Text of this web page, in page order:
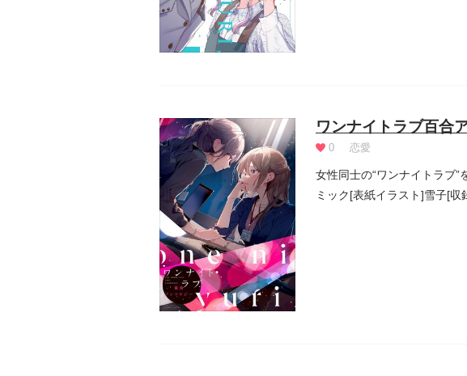
ワンナイトラブ百合
0 恋愛
女性同士の“ワンナイトラブ
ミック[表紙イラスト]雪子[収